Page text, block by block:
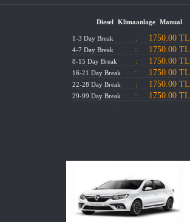
Diesel Klimaanlage Manual
1-3 Day Break : 1750.00 TL
4-7 Day Break : 1750.00 TL
8-15 Day Break : 1750.00 TL
16-21 Day Break : 1750.00 TL
22-28 Day Break : 1750.00 TL
29-99 Day Break : 1750.00 TL